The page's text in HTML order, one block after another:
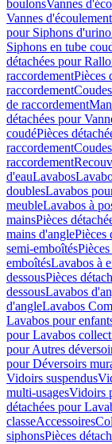
boulonsVannes
Vannes
pour Siphons
Siphons en tube
détachées pour
raccordementPièces
raccordement
de raccordement
détachées pour
coudéPièces
raccordement
raccordement
d'eauLavabos
doublesLavabos
meubleLavabos à
mainsPièces
mains d'anglePièces
semi-emboîtés
emboîtésLavabos à
dessousPièces
dessousLavabos
d'angleLavabos
Lavabos pour
pour Lavabos
pour Autres
pour Déversoirs
Vidoirs suspendus
multi-usagesVidoirs
détachées pour
classeAccessoires
siphonsPièces